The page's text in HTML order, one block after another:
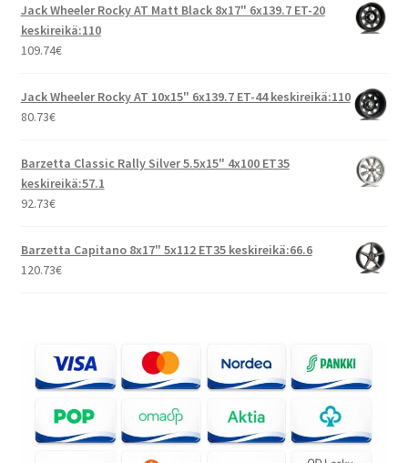
Jack Wheeler Rocky AT Matt Black 8x17" 6x139.7 ET-20
keskireikä:110
109.74€
Jack Wheeler Rocky AT 10x15" 6x139.7 ET-44 keskireikä:110
80.73€
Barzetta Classic Rally Silver 5.5x15" 4x100 ET35
keskireikä:57.1
92.73€
Barzetta Capitano 8x17" 5x112 ET35 keskireikä:66.6
120.73€